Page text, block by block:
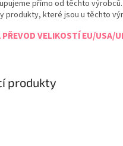
přímo od těchto
produkty, které jsou u těchto
PŘEVOD VELIKOSTÍ EU/USA/
produkty